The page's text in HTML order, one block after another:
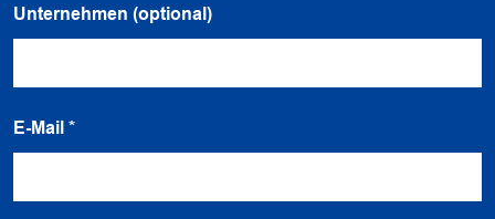
Unternehmen (optional)
E-Mail *